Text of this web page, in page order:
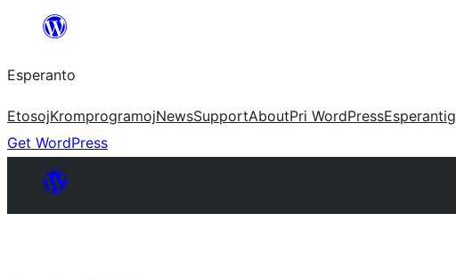
Esperanto
EtosojKromprogramojNewsSupportAboutPri WordPress
Get WordPress